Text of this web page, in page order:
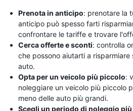
Prenota in anticipo: prenotare la
anticipo può spesso farti
confrontare le tariffe e trovare
Cerca offerte e sconti: controlla
che possono aiutarti a risparmiare
auto.
Opta per un veicolo più piccolo:
noleggiare un veicolo più piccolo
meno delle auto più grandi.
Scegli un periodo di noleggio